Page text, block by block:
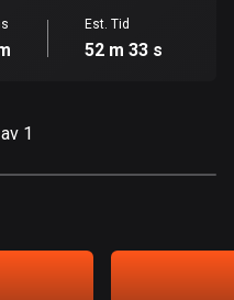
Est. Tid
52 m 33 s
1